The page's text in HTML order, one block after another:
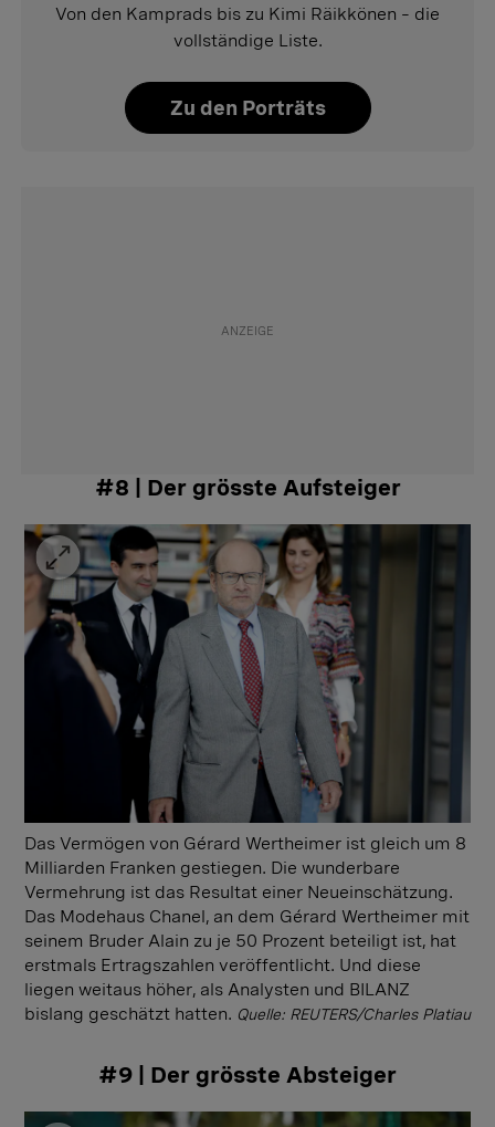
Von den Kamprads bis zu Kimi Räikkönen – die
vollständige Liste.
Zu den Porträts
#8 | Der grösste Aufsteiger
Das Vermögen von Gérard Wertheimer ist gleich um 8
Milliarden Franken gestiegen. Die wunderbare
Vermehrung ist das Resultat einer Neueinschätzung.
Das Modehaus Chanel, an dem Gérard Wertheimer mit
seinem Bruder Alain zu je 50 Prozent beteiligt ist, hat
erstmals Ertragszahlen veröffentlicht. Und diese
liegen weitaus höher, als Analysten und BILANZ
bislang geschätzt hatten. Quelle: REUTERS/Charles Platiau
#9 | Der grösste Absteiger